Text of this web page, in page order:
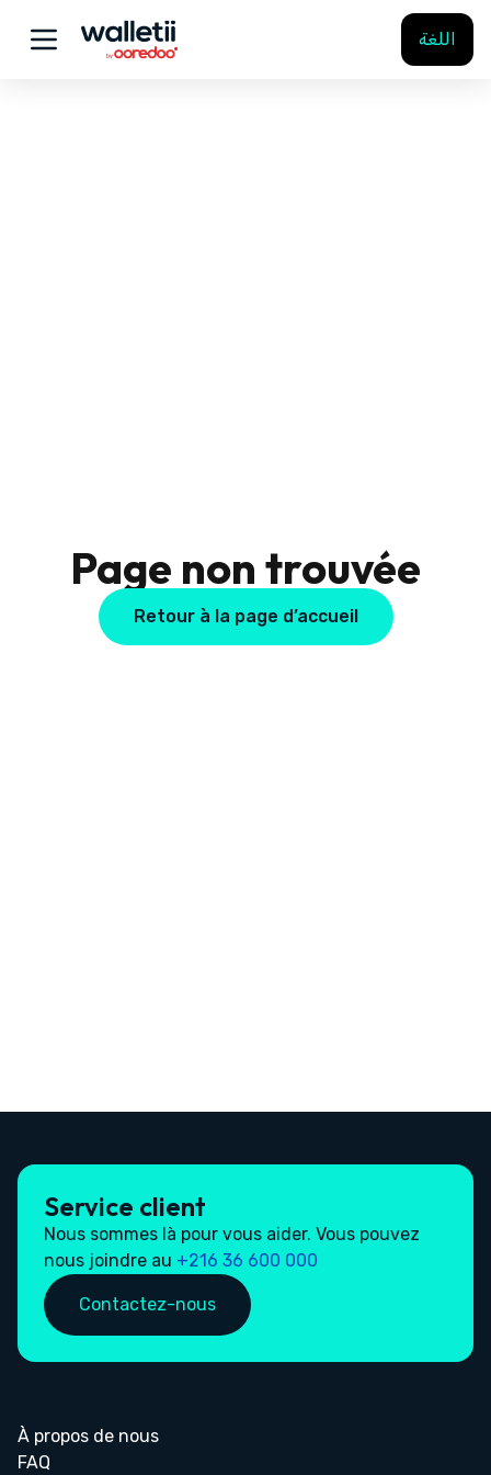
اللغة
Page non trouvée
Retour à la page d’accueil
Service client
Nous sommes là pour vous aider. Vous pouvez
nous joindre au +216 36 600 000
Contactez-nous
À propos de nous
FAQ